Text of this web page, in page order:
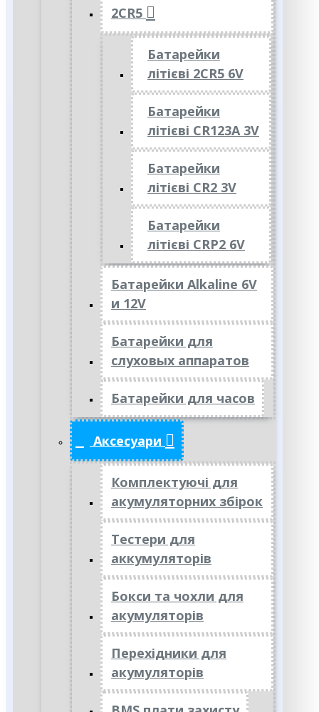
2CR5
Батарейки
літієві 2CR5 6V
Батарейки
літієві CR123A 3V
Батарейки
літієві CR2 3V
Батарейки
літієві CRP2 6V
Батарейки Alkaline 6V
и 12V
Батарейки для
слуховых аппаратов
Батарейки для часов
Аксесуари
Комплектуючі для
акумуляторних збірок
Тестери для
аккумуляторів
Бокси та чохли для
акумуляторів
Перехідники для
акумуляторів